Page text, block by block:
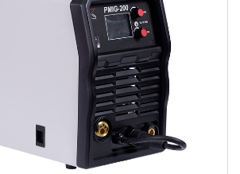
de solda é feita usando um
IGBT MCU (unidade de
controle de micropr...
CONSULTE MAIS INFORMAÇÃO